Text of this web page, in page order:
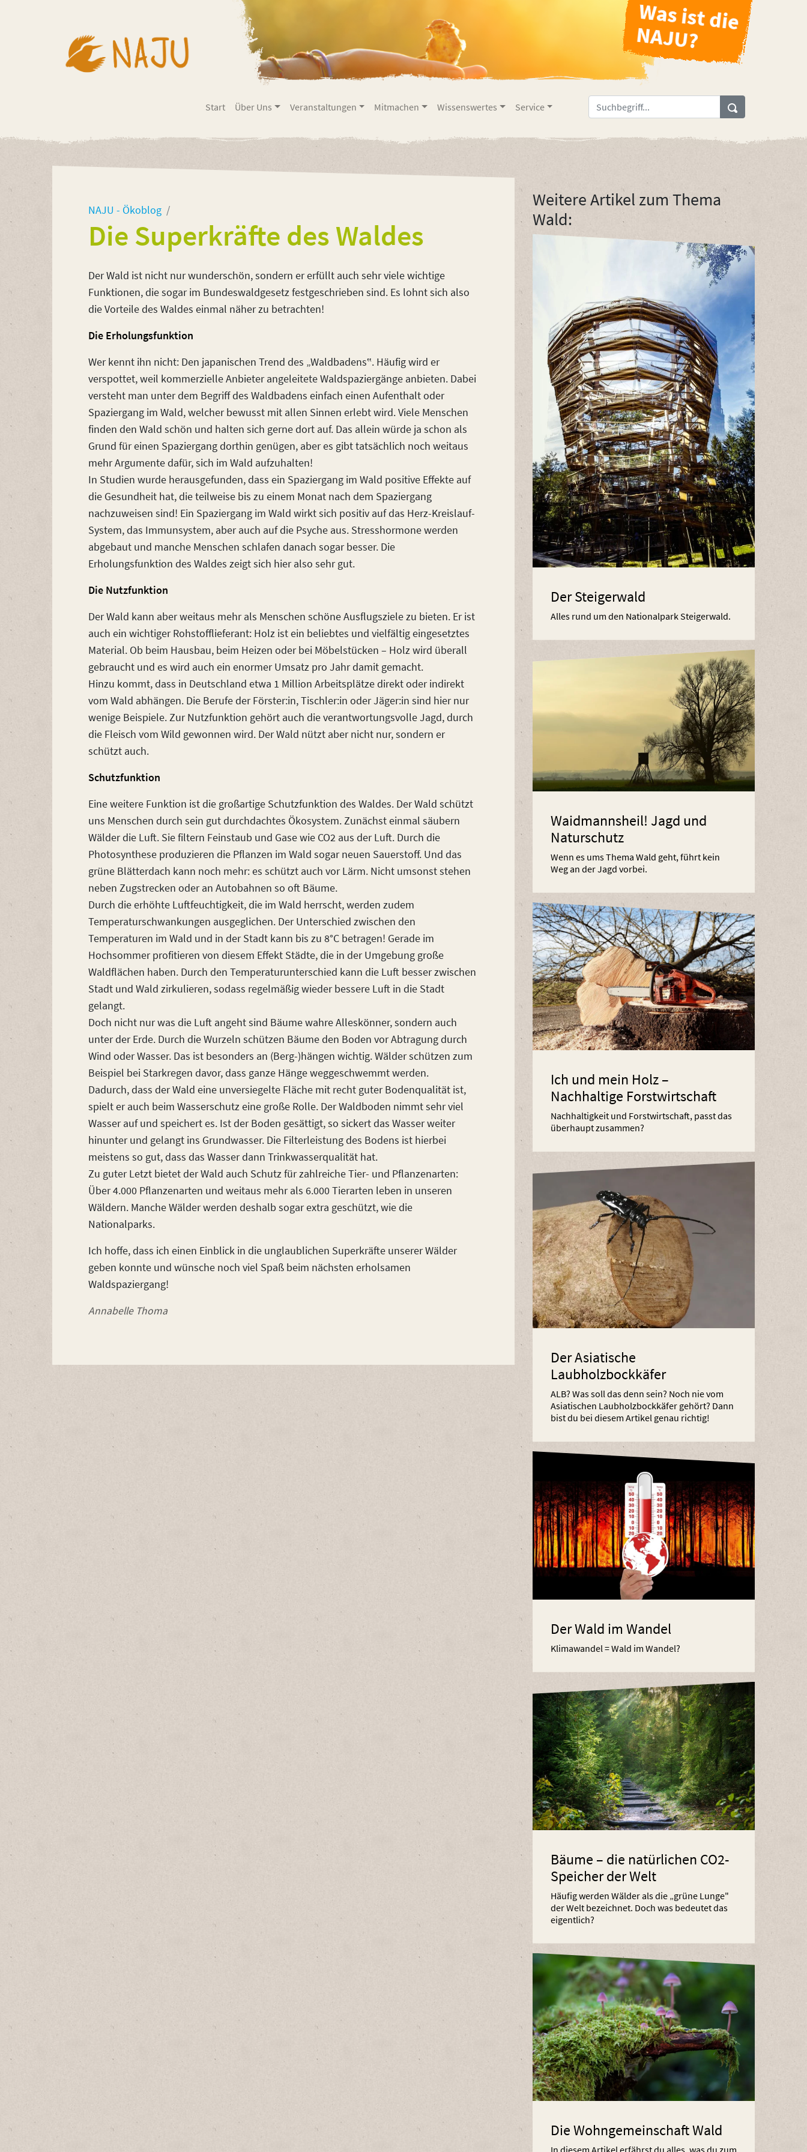
Start Über Uns Veranstaltungen Mitmachen Wissenswertes Service
NAJU - Ökoblog
Die Superkräfte des Waldes
Der Wald ist nicht nur wunderschön, sondern er erfüllt auch sehr viele wichtige
Funktionen, die sogar im Bundeswaldgesetz festgeschrieben sind. Es lohnt sich also
die Vorteile des Waldes einmal näher zu betrachten!
Die Erholungsfunktion
Wer kennt ihn nicht: Den japanischen Trend des „Waldbadens‟. Häufig wird er
verspottet, weil kommerzielle Anbieter angeleitete Waldspaziergänge anbieten. Dabei
versteht man unter dem Begriff des Waldbadens einfach einen Aufenthalt oder
Spaziergang im Wald, welcher bewusst mit allen Sinnen erlebt wird. Viele Menschen
finden den Wald schön und halten sich gerne dort auf. Das allein würde ja schon als
Grund für einen Spaziergang dorthin genügen, aber es gibt tatsächlich noch weitaus
mehr Argumente dafür, sich im Wald aufzuhalten!
In Studien wurde herausgefunden, dass ein Spaziergang im Wald positive Effekte auf
die Gesundheit hat, die teilweise bis zu einem Monat nach dem Spaziergang
nachzuweisen sind! Ein Spaziergang im Wald wirkt sich positiv auf das Herz-Kreislauf-
System, das Immunsystem, aber auch auf die Psyche aus. Stresshormone werden
abgebaut und manche Menschen schlafen danach sogar besser. Die
Erholungsfunktion des Waldes zeigt sich hier also sehr gut.
Die Nutzfunktion
Der Wald kann aber weitaus mehr als Menschen schöne Ausflugsziele zu bieten. Er ist
auch ein wichtiger Rohstofflieferant: Holz ist ein beliebtes und vielfältig eingesetztes
Material. Ob beim Hausbau, beim Heizen oder bei Möbelstücken – Holz wird überall
gebraucht und es wird auch ein enormer Umsatz pro Jahr damit gemacht.
Hinzu kommt, dass in Deutschland etwa 1 Million Arbeitsplätze direkt oder indirekt
vom Wald abhängen. Die Berufe der Förster:in, Tischler:in oder Jäger:in sind hier nur
wenige Beispiele. Zur Nutzfunktion gehört auch die verantwortungsvolle Jagd, durch
die Fleisch vom Wild gewonnen wird. Der Wald nützt aber nicht nur, sondern er
schützt auch.
Schutzfunktion
Eine weitere Funktion ist die großartige Schutzfunktion des Waldes. Der Wald schützt
uns Menschen durch sein gut durchdachtes Ökosystem. Zunächst einmal säubern
Wälder die Luft. Sie filtern Feinstaub und Gase wie CO2 aus der Luft. Durch die
Photosynthese produzieren die Pflanzen im Wald sogar neuen Sauerstoff. Und das
grüne Blätterdach kann noch mehr: es schützt auch vor Lärm. Nicht umsonst stehen
neben Zugstrecken oder an Autobahnen so oft Bäume.
Durch die erhöhte Luftfeuchtigkeit, die im Wald herrscht, werden zudem
Temperaturschwankungen ausgeglichen. Der Unterschied zwischen den
Temperaturen im Wald und in der Stadt kann bis zu 8°C betragen! Gerade im
Hochsommer profitieren von diesem Effekt Städte, die in der Umgebung große
Waldflächen haben. Durch den Temperaturunterschied kann die Luft besser zwischen
Stadt und Wald zirkulieren, sodass regelmäßig wieder bessere Luft in die Stadt
gelangt.
Doch nicht nur was die Luft angeht sind Bäume wahre Alleskönner, sondern auch
unter der Erde. Durch die Wurzeln schützen Bäume den Boden vor Abtragung durch
Wind oder Wasser. Das ist besonders an (Berg-)hängen wichtig. Wälder schützen zum
Beispiel bei Starkregen davor, dass ganze Hänge weggeschwemmt werden.
Dadurch, dass der Wald eine unversiegelte Fläche mit recht guter Bodenqualität ist,
spielt er auch beim Wasserschutz eine große Rolle. Der Waldboden nimmt sehr viel
Wasser auf und speichert es. Ist der Boden gesättigt, so sickert das Wasser weiter
hinunter und gelangt ins Grundwasser. Die Filterleistung des Bodens ist hierbei
meistens so gut, dass das Wasser dann Trinkwasserqualität hat.
Zu guter Letzt bietet der Wald auch Schutz für zahlreiche Tier- und Pflanzenarten:
Über 4.000 Pflanzenarten und weitaus mehr als 6.000 Tierarten leben in unseren
Wäldern. Manche Wälder werden deshalb sogar extra geschützt, wie die
Nationalparks.
Ich hoffe, dass ich einen Einblick in die unglaublichen Superkräfte unserer Wälder
geben konnte und wünsche noch viel Spaß beim nächsten erholsamen
Waldspaziergang!
Annabelle Thoma
Weitere Artikel zum Thema
Wald:
Der Steigerwald
Alles rund um den Nationalpark Steigerwald.
Waidmannsheil! Jagd und
Naturschutz
Wenn es ums Thema Wald geht, führt kein
Weg an der Jagd vorbei.
Ich und mein Holz –
Nachhaltige Forstwirtschaft
Nachhaltigkeit und Forstwirtschaft, passt das
überhaupt zusammen?
Der Asiatische
Laubholzbockkäfer
ALB? Was soll das denn sein? Noch nie vom
Asiatischen Laubholzbockkäfer gehört? Dann
bist du bei diesem Artikel genau richtig!
Der Wald im Wandel
Klimawandel = Wald im Wandel?
Bäume – die natürlichen CO2-
Speicher der Welt
Häufig werden Wälder als die „grüne Lunge"
der Welt bezeichnet. Doch was bedeutet das
eigentlich?
Die Wohngemeinschaft Wald
In diesem Artikel erfährst du alles, was du zum